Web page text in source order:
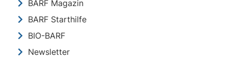
BARF Magazin
BARF Starthilfe
BIO-BARF
Newsletter